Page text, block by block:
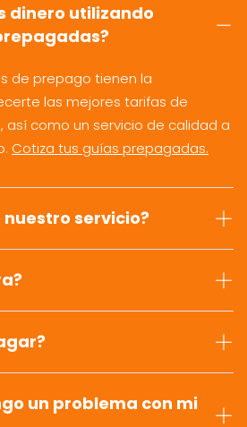
dinero utilizando
de prepago tienen la
las mejores tarifas de
así como un servicio de calidad a
Cotiza tus guías prepagadas.
nuestro servicio?
un problema con mi